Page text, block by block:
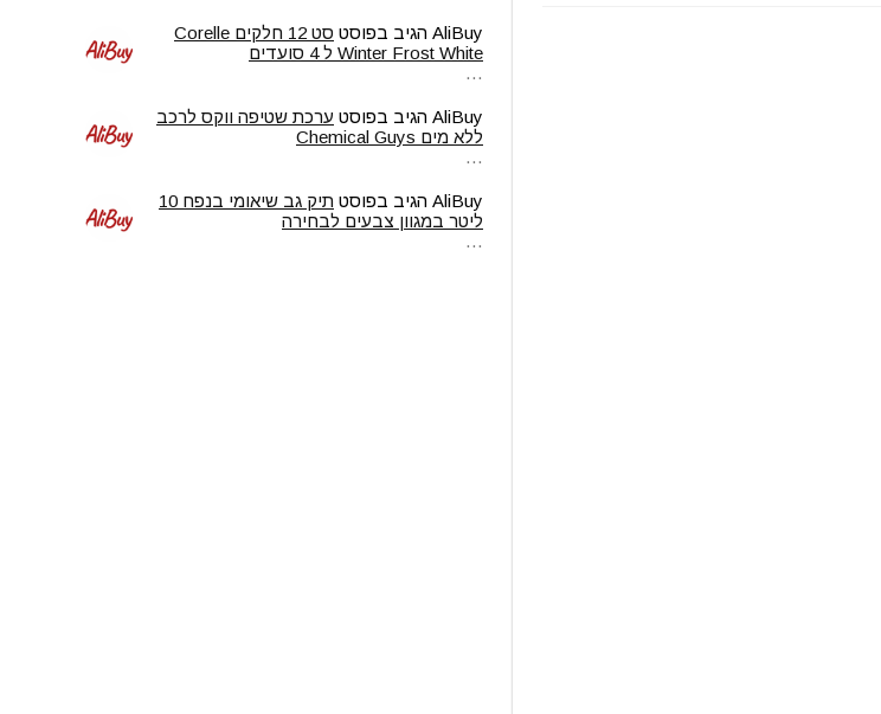
AliBuy הגיב בפוסט
סט 12 חלקים Corelle
Winter Frost White ל 4 סועדים
…
AliBuy הגיב בפוסט ערכת שטיפה ווקס לרכב
ללא מים Chemical Guys
…
AliBuy הגיב בפוסט
תיק גב שיאומי בנפח 10
ליטר במגוון צבעים לבחירה
…